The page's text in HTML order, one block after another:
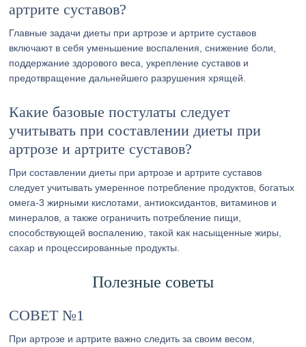
артрите суставов?
Главные задачи диеты при артрозе и артрите суставов
включают в себя уменьшение воспаления, снижение боли,
поддержание здорового веса, укрепление суставов и
предотвращение дальнейшего разрушения хрящей.
Какие базовые постулаты следует
учитывать при составлении диеты при
артрозе и артрите суставов?
При составлении диеты при артрозе и артрите суставов
следует учитывать умеренное потребление продуктов, богатых
омега-3 жирными кислотами, антиоксидантов, витаминов и
минералов, а также ограничить потребление пищи,
способствующей воспалению, такой как насыщенные жиры,
сахар и процессированные продукты.
Полезные советы
СОВЕТ №1
При артрозе и артрите важно следить за своим весом,